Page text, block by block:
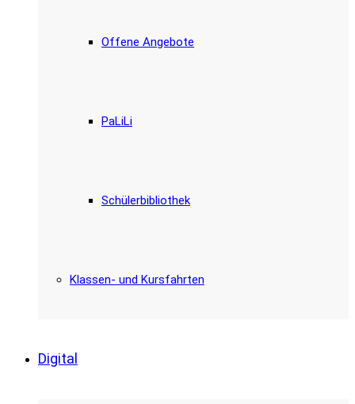
Offene Angebote
PaLiLi
Schülerbibliothek
Klassen- und Kursfahrten
Digital